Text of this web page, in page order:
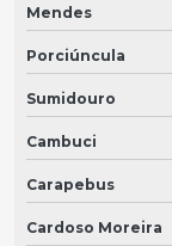
Mendes
Porciúncula
Sumidouro
Cambuci
Carapebus
Cardoso Moreira